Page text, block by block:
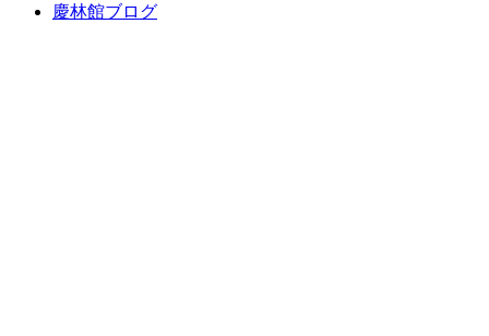
慶林館ブログ